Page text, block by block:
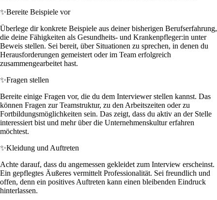
✨Bereite Beispiele vor
Überlege dir konkrete Beispiele aus deiner bisherigen Berufserfahrung,
die deine Fähigkeiten als Gesundheits- und Krankenpfleger:in unter
Beweis stellen. Sei bereit, über Situationen zu sprechen, in denen du
Herausforderungen gemeistert oder im Team erfolgreich
zusammengearbeitet hast.
✨Fragen stellen
Bereite einige Fragen vor, die du dem Interviewer stellen kannst. Das
können Fragen zur Teamstruktur, zu den Arbeitszeiten oder zu
Fortbildungsmöglichkeiten sein. Das zeigt, dass du aktiv an der Stelle
interessiert bist und mehr über die Unternehmenskultur erfahren
möchtest.
✨Kleidung und Auftreten
Achte darauf, dass du angemessen gekleidet zum Interview erscheinst.
Ein gepflegtes Äußeres vermittelt Professionalität. Sei freundlich und
offen, denn ein positives Auftreten kann einen bleibenden Eindruck
hinterlassen.